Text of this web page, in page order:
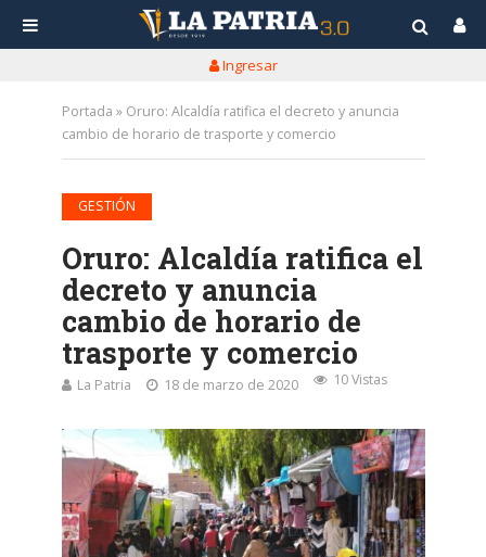
Ingresar
Portada » Oruro: Alcaldía ratifica el decreto y anuncia
cambio de horario de trasporte y comercio
GESTIÓN
Oruro: Alcaldía ratifica el
decreto y anuncia
cambio de horario de
trasporte y comercio
La Patria 18 de marzo de 2020 10 Vistas